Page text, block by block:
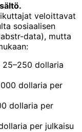
veloittavat
sosiaalisen
data), mutta
25–250 dollaria
dollaria per
dollaria per
per julkaisu